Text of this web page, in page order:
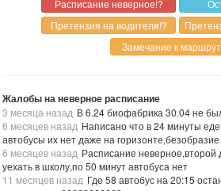
Жалобы на неверное расписание
3 месяца назад В 6.24 биофабрика 30.04 не
6 месяцев назад Написано что в 24 минуты
автобусы их нет даже на горизонте,безобразие
6 месяцев назад Расписание
уехать в школу,по 50 минут автобуса нет
11 месяцев назад Где 58 автобус на 20:15